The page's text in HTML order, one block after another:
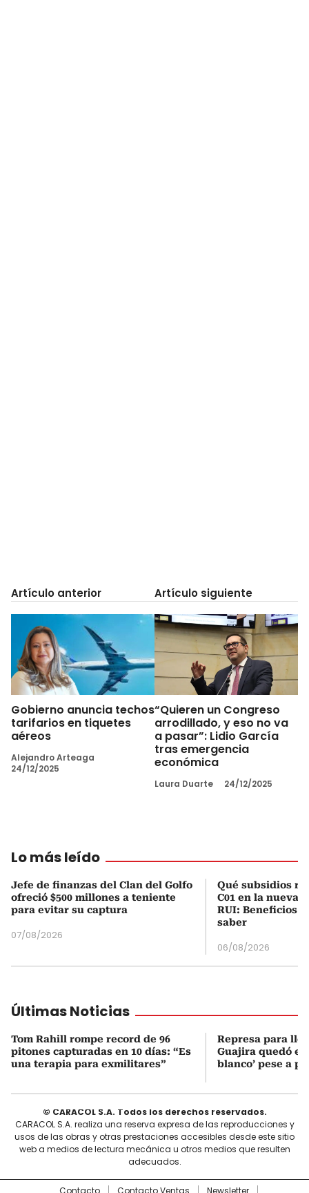
Artículo anterior
Gobierno anuncia techos
tarifarios en tiquetes
aéreos
Alejandro Arteaga
24/12/2025
Artículo siguiente
“Quieren un Congreso
arrodillado, y eso no va
a pasar”: Lidio García
tras emergencia
económica
Laura Duarte 24/12/2025
Lo más leído
Jefe de finanzas del Clan del Golfo
ofreció $500 millones a teniente
para evitar su captura
07/08/2026
Qué subsidios
C01 en la nueva
RUI: Beneficios
saber
06/08/2026
Últimas Noticias
Tom Rahill rompe record de 96
pitones capturadas en 10 días: “Es
una terapia para exmilitares”
Represa para
Guajira quedó en
blanco’ pese a
© CARACOL S.A. Todos los derechos reservados.
CARACOL S.A. realiza una reserva expresa de las reproducciones y
usos de las obras y otras prestaciones accesibles desde este sitio
web a medios de lectura mecánica u otros medios que resulten
adecuados.
Contacto Contacto Ventas Newsletter